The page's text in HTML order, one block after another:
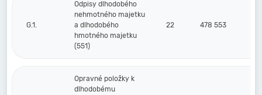
G.1.
Odpisy dlhodobého
nehmotného majetku
a dlhodobého
hmotného majetku
(551)
22 478 553
Opravné položky k
dlhodobému